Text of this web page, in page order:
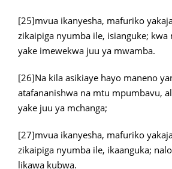
[25]mvua ikanyesha, mafuriko
zikaipiga nyumba ile, isianguke; kwa
yake imewekwa juu ya mwamba.
[26]Na kila asikiaye hayo maneno
atafananishwa na mtu mpumbavu,
yake juu ya mchanga;
[27]mvua ikanyesha, mafuriko
zikaipiga nyumba ile, ikaanguka;
likawa kubwa.